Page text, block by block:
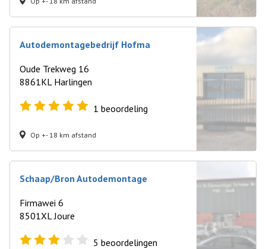
Autodemontagebedrijf Hofma
Oude Trekweg 16
8861KL Harlingen
1 beoordeling
Op +- 18 km afstand
Schaap/Bron Autodemontage
Firmawei 6
8501XL Joure
5 beoordelingen